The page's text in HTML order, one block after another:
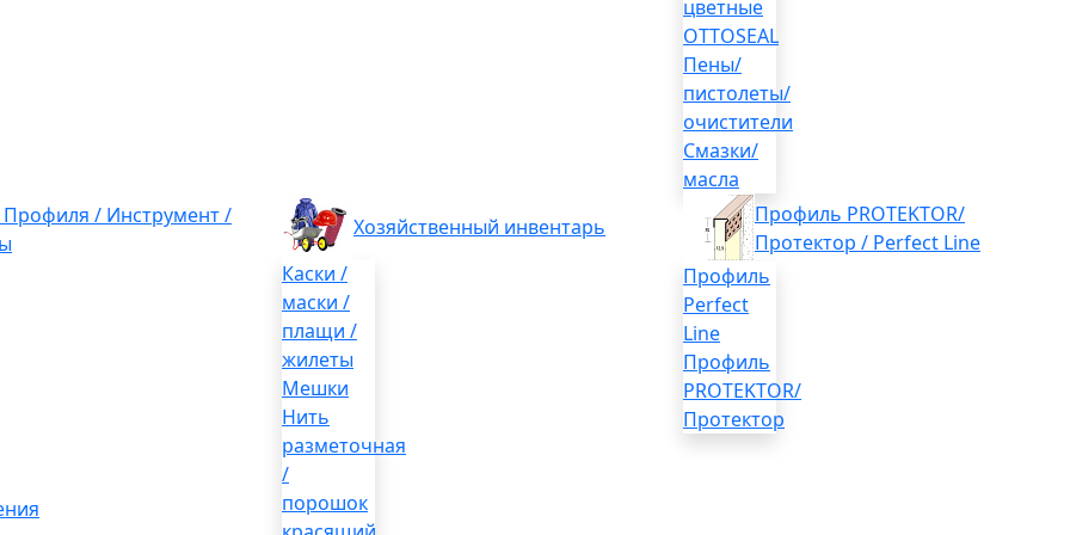
цветные
OTTOSEAL
Пены/
пистолеты/
очистители
Смазки/
масла
Профиля / Инструмент /
Хозяйственный инвентарь
Каски /
маски /
плащи /
жилеты
Мешки
Нить
разметочная
/
порошок
Профиль PROTEKTOR/
Протектор / Perfect Line
Профиль
Perfect
Line
Профиль
PROTEKTOR/
Протектор